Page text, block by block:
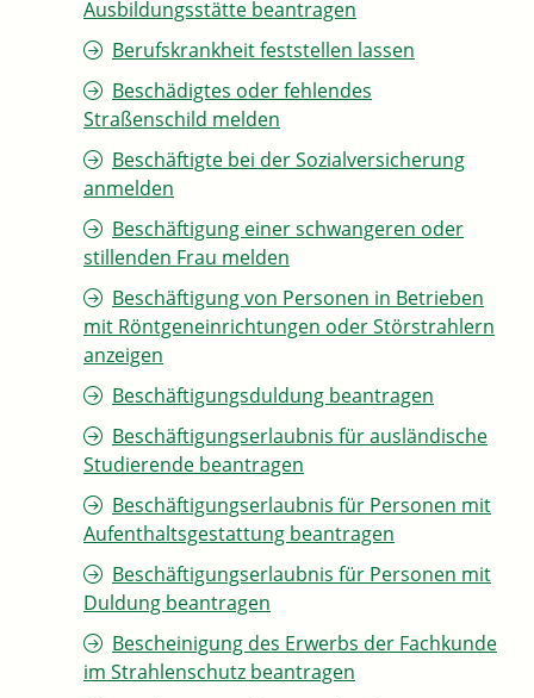
Ausbildungsstätte beantragen
Berufskrankheit feststellen lassen
Beschädigtes oder fehlendes
Straßenschild melden
Beschäftigte bei der Sozialversicherung
anmelden
Beschäftigung einer schwangeren oder
stillenden Frau melden
Beschäftigung von Personen in Betrieben
mit Röntgeneinrichtungen oder Störstrahlern
anzeigen
Beschäftigungsduldung beantragen
Beschäftigungserlaubnis für ausländische
Studierende beantragen
Beschäftigungserlaubnis für Personen mit
Aufenthaltsgestattung beantragen
Beschäftigungserlaubnis für Personen mit
Duldung beantragen
Bescheinigung des Erwerbs der Fachkunde
im Strahlenschutz beantragen